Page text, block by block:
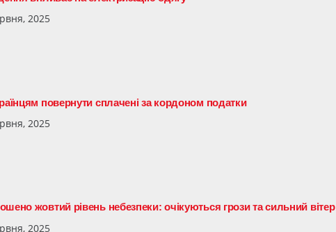
2025
повернути сплачені за кордоном податки
2025
жовтий рівень небезпеки: очікуються грози та сильний вітер
2025